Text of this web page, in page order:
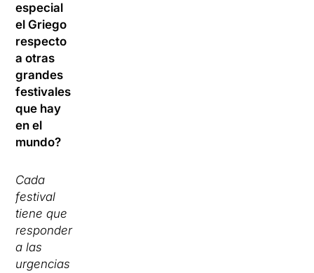
especial
el Griego
respecto
a otras
grandes
festivales
que hay
en el
mundo?
Cada
festival
tiene que
responder
a las
urgencias